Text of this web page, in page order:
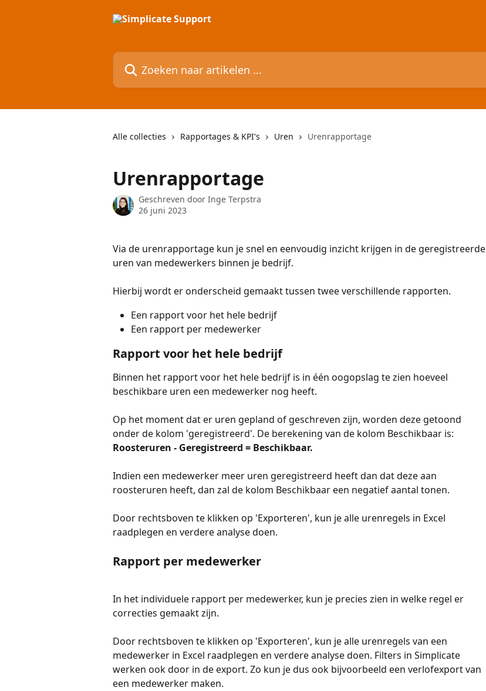
Zoeken naar artikelen ...
Alle collecties Rapportages & KPI's Uren Urenrapportage
Urenrapportage
Geschreven door Inge Terpstra
26 juni 2023
Via de urenrapportage kun je snel en eenvoudig inzicht krijgen in de geregistreerde
uren van medewerkers binnen je bedrijf.
Hierbij wordt er onderscheid gemaakt tussen twee verschillende rapporten.
Een rapport voor het hele bedrijf
Een rapport per medewerker
Rapport voor het hele bedrijf
Binnen het rapport voor het hele bedrijf is in één oogopslag te zien hoeveel
beschikbare uren een medewerker nog heeft.
Op het moment dat er uren gepland of geschreven zijn, worden deze getoond
onder de kolom 'geregistreerd'. De berekening van de kolom Beschikbaar is:
Roosteruren - Geregistreerd = Beschikbaar.
Indien een medewerker meer uren geregistreerd heeft dan dat deze aan
roosteruren heeft, dan zal de kolom Beschikbaar een negatief aantal tonen.
Door rechtsboven te klikken op 'Exporteren', kun je alle urenregels in Excel
raadplegen en verdere analyse doen.
Rapport per medewerker
In het individuele rapport per medewerker, kun je precies zien in welke regel er
correcties gemaakt zijn.
Door rechtsboven te klikken op 'Exporteren', kun je alle urenregels van een
medewerker in Excel raadplegen en verdere analyse doen. Filters in Simplicate
werken ook door in de export. Zo kun je dus ook bijvoorbeeld een verlofexport van
een medewerker maken.